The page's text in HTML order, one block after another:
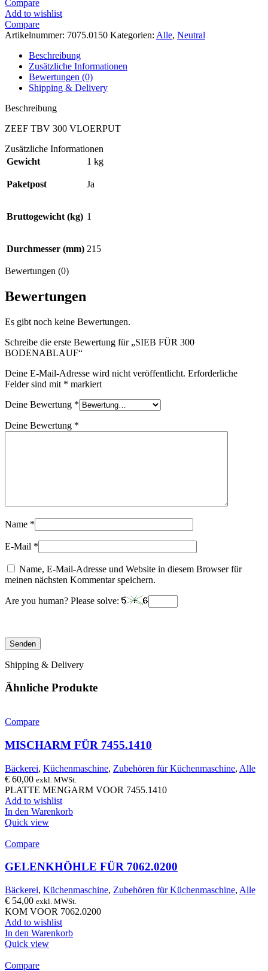
Compare
Add to wishlist
Compare
Artikelnummer: 7075.0150 Kategorien: Alle, Neutral
Beschreibung
Zusätzliche Informationen
Bewertungen (0)
Shipping & Delivery
Beschreibung
ZEEF TBV 300 VLOERPUT
Zusätzliche Informationen
Gewicht
1 kg
Paketpost Ja
Bruttogewicht (kg) 1
Durchmesser (mm) 215
Bewertungen (0)
Bewertungen
Es gibt noch keine Bewertungen.
Schreibe die erste Bewertung für „SIEB FÜR 300
BODENABLAUF“
Deine E-Mail-Adresse wird nicht veröffentlicht. Erforderliche
Felder sind mit * markiert
Deine Bewertung *
Deine Bewertung *
Name *
E-Mail *
Name, E-Mail-Adresse und Website in diesem Browser für
meinen nächsten Kommentar speichern.
Are you human? Please solve:
Shipping & Delivery
Ähnliche Produkte
Compare
MISCHARM FÜR 7455.1410
Bäckerei, Küchenmaschine, Zubehören für Küchenmaschine, Alle
€ 60,00 exkl. MWSt.
PLATTE MENGARM VOOR 7455.1410
Add to wishlist
In den Warenkorb
Quick view
Compare
GELENKHÖHLE FÜR 7062.0200
Bäckerei, Küchenmaschine, Zubehören für Küchenmaschine, Alle
€ 54,00 exkl. MWSt.
KOM VOOR 7062.0200
Add to wishlist
In den Warenkorb
Quick view
Compare